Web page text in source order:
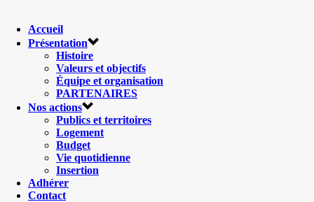
Accueil
Présentation
Histoire
Valeurs et objectifs
Équipe et organisation
PARTENAIRES
Nos actions
Publics et territoires
Logement
Budget
Vie quotidienne
Insertion
Adhérer
Contact